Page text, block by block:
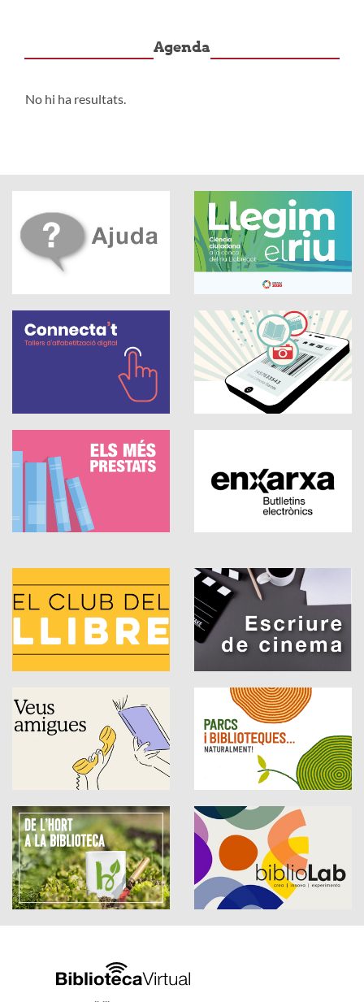
Agenda
No hi ha resultats.